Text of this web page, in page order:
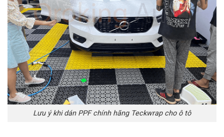
Lưu ý khi dán PPF chính hãng Teckwrap cho ô tô